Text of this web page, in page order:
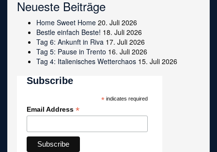
Neueste Beiträge
Home Sweet Home 20. Juli 2026
Bestle einfach Beste! 18. Juli 2026
Tag 6: Ankunft in Riva 17. Juli 2026
Tag 5: Pause in Trento 16. Juli 2026
Tag 4: Italienisches Wetterchaos 15. Juli 2026
Subscribe
*indicates required
Email Address *